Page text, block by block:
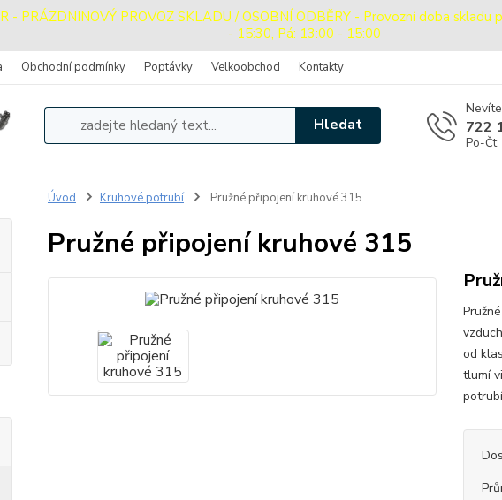
- PRÁZDNINOVÝ PROVOZ SKLADU / OSOBNÍ ODBĚRY - Provozní doba
- 15:30, Pá: 13:00 - 15:00
Obchodní podmínky Poptávky Velkoobchod Kontakty
Hledat 722
Po-
Úvod Kruhové potrubí Pružné připojení kruhové 315
Pružné připojení kruhové 315
od
tlumí